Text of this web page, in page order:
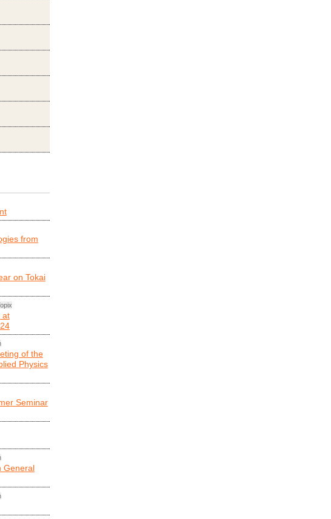
from
on Tokai
at
of the
Physics
Seminar
General